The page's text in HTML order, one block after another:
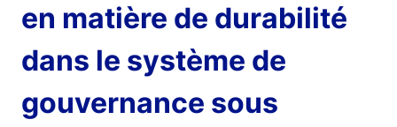
en matière de durabilité
dans le système de
gouvernance sous